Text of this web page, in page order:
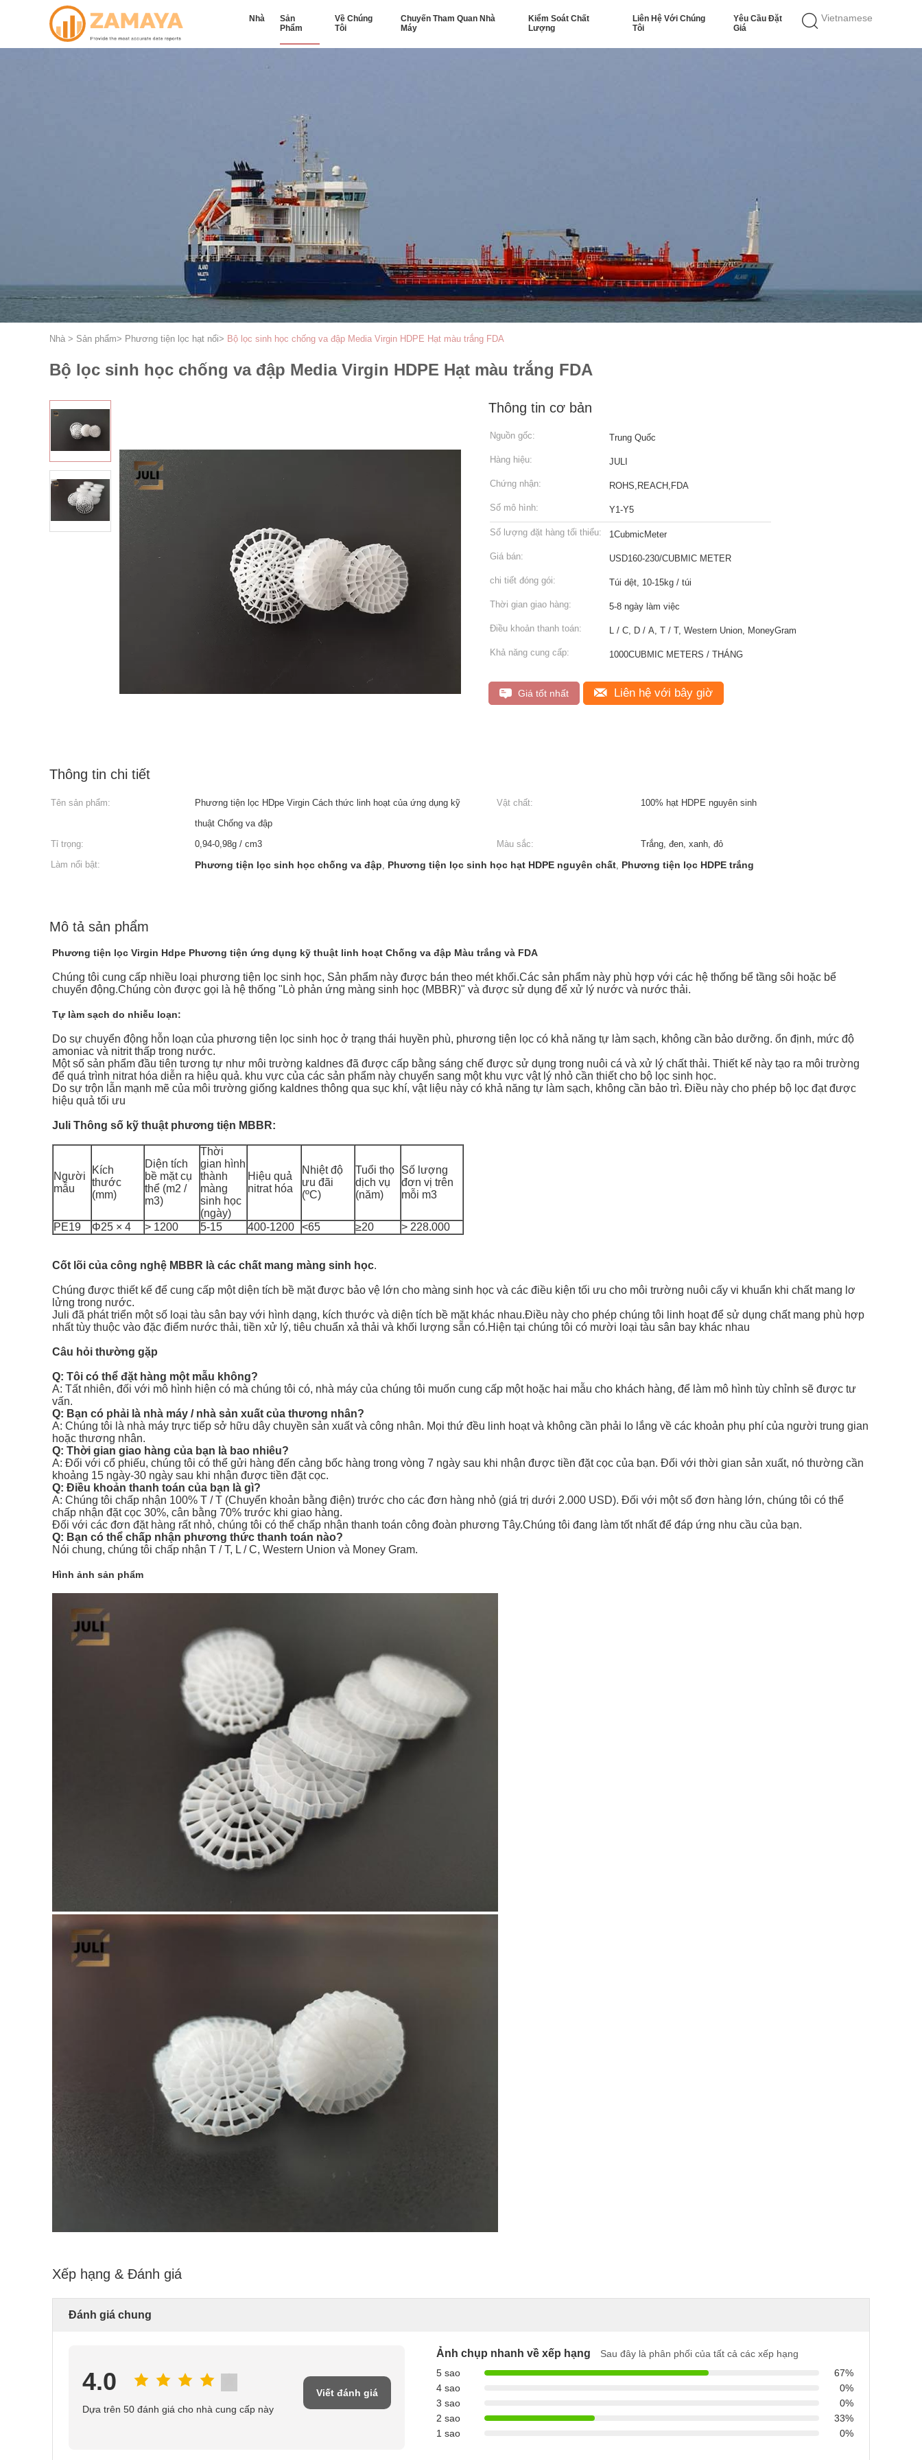
Vietnamese
Nhà
Sản
Phẩm
Về Chúng
Tôi
Chuyến Tham Quan Nhà
Máy
Kiểm Soát Chất
Lượng
Liên Hệ Với Chúng
Tôi
Yêu Cầu Đặt
Giá
Nhà > Sản phẩm> Phương tiện lọc hạt nổi> Bộ lọc sinh học chống va đập Media Virgin HDPE Hạt màu trắng FDA
Bộ lọc sinh học chống va đập Media Virgin HDPE Hạt màu trắng FDA
Thông tin cơ bản
Nguồn gốc: Trung Quốc
Hàng hiệu: JULI
Chứng nhận: ROHS,REACH,FDA
Số mô hình: Y1-Y5
Số lượng đặt hàng tối thiểu: 1CubmicMeter
Giá bán: USD160-230/CUBMIC METER
chi tiết đóng gói: Túi dệt, 10-15kg / túi
Thời gian giao hàng: 5-8 ngày làm việc
Điều khoản thanh toán: L / C, D / A, T / T, Western Union, MoneyGram
Khả năng cung cấp: 1000CUBMIC METERS / THÁNG
Giá tốt nhất Liên hệ với bây giờ
Thông tin chi tiết
Tên sản phẩm:
Phương tiện lọc HDpe Virgin Cách thức linh hoạt của ứng dụng kỹ
thuật Chống va đập
Vật chất: 100% hạt HDPE nguyên sinh
Tỉ trọng: 0,94-0,98g / cm3 Màu sắc:
Trắng, đen, xanh, đỏ
Làm nổi bật:
Phương tiện lọc sinh học chống va đập, Phương tiện lọc sinh học hạt HDPE nguyên chất, Phương tiện lọc HDPE trắng
Mô tả sản phẩm
Phương tiện lọc Virgin Hdpe Phương tiện ứng dụng kỹ thuật linh hoạt Chống va đập Màu trắng và FDA
Chúng tôi cung cấp nhiều loại phương tiện lọc sinh học, Sản phẩm này được bán theo mét khối.Các sản phẩm này phù hợp với các hệ thống bể tầng sôi hoặc bể
chuyển động.Chúng còn được gọi là hệ thống "Lò phản ứng màng sinh học (MBBR)" và được sử dụng để xử lý nước và nước thải.
Tự làm sạch do nhiễu loạn:
Do sự chuyển động hỗn loạn của phương tiện lọc sinh học ở trạng thái huyền phù, phương tiện lọc có khả năng tự làm sạch, không cần bảo dưỡng. ổn định, mức độ
amoniac và nitrit thấp trong nước.
Một số sản phẩm đầu tiên tương tự như môi trường kaldnes đã được cấp bằng sáng chế được sử dụng trong nuôi cá và xử lý chất thải. Thiết kế này tạo ra môi trường
để quá trình nitrat hóa diễn ra hiệu quả. khu vực của các sản phẩm này chuyển sang một khu vực vật lý nhỏ cần thiết cho bộ lọc sinh học.
Do sự trộn lẫn mạnh mẽ của môi trường giống kaldnes thông qua sục khí, vật liệu này có khả năng tự làm sạch, không cần bảo trì. Điều này cho phép bộ lọc đạt được
hiệu quả tối ưu
Juli Thông số kỹ thuật phương tiện MBBR:
Người
mẫu
Kích
thước
(mm)
Diện tích
bề mặt cụ
thể (m2 /
m3)
Thời
gian hình
thành
màng
sinh học
(ngày)
Hiệu quả
nitrat hóa
Nhiệt độ
ưu đãi
(ºC)
Tuổi thọ
dịch vụ
(năm)
Số lượng
đơn vị trên
mỗi m3
PE19 Φ25 × 4 > 1200 5-15 400-1200 <65 ≥20 > 228.000
Cốt lõi của công nghệ MBBR là các chất mang màng sinh học.
Chúng được thiết kế để cung cấp một diện tích bề mặt được bảo vệ lớn cho màng sinh học và các điều kiện tối ưu cho môi trường nuôi cấy vi khuẩn khi chất mang lơ
lửng trong nước.
Juli đã phát triển một số loại tàu sân bay với hình dạng, kích thước và diện tích bề mặt khác nhau.Điều này cho phép chúng tôi linh hoạt để sử dụng chất mang phù hợp
nhất tùy thuộc vào đặc điểm nước thải, tiền xử lý, tiêu chuẩn xả thải và khối lượng sẵn có.Hiện tại chúng tôi có mười loại tàu sân bay khác nhau
Câu hỏi thường gặp
Q: Tôi có thể đặt hàng một mẫu không?
A: Tất nhiên, đối với mô hình hiện có mà chúng tôi có, nhà máy của chúng tôi muốn cung cấp một hoặc hai mẫu cho khách hàng, để làm mô hình tùy chỉnh sẽ được tư
vấn.
Q: Bạn có phải là nhà máy / nhà sản xuất của thương nhân?
A: Chúng tôi là nhà máy trực tiếp sở hữu dây chuyền sản xuất và công nhân. Mọi thứ đều linh hoạt và không cần phải lo lắng về các khoản phụ phí của người trung gian
hoặc thương nhân.
Q: Thời gian giao hàng của bạn là bao nhiêu?
A: Đối với cổ phiếu, chúng tôi có thể gửi hàng đến cảng bốc hàng trong vòng 7 ngày sau khi nhận được tiền đặt cọc của bạn. Đối với thời gian sản xuất, nó thường cần
khoảng 15 ngày-30 ngày sau khi nhận được tiền đặt cọc.
Q: Điều khoản thanh toán của bạn là gì?
A: Chúng tôi chấp nhận 100% T / T (Chuyển khoản bằng điện) trước cho các đơn hàng nhỏ (giá trị dưới 2.000 USD). Đối với một số đơn hàng lớn, chúng tôi có thể
chấp nhận đặt cọc 30%, cân bằng 70% trước khi giao hàng.
Đối với các đơn đặt hàng rất nhỏ, chúng tôi có thể chấp nhận thanh toán công đoàn phương Tây.Chúng tôi đang làm tốt nhất để đáp ứng nhu cầu của bạn.
Q: Bạn có thể chấp nhận phương thức thanh toán nào?
Nói chung, chúng tôi chấp nhận T / T, L / C, Western Union và Money Gram.
Hình ảnh sản phẩm
Xếp hạng & Đánh giá
Đánh giá chung
4.0
Dựa trên 50 đánh giá cho nhà cung cấp này
Viết đánh giá
Ảnh chụp nhanh về xếp hạng
Sau đây là phân phối của tất cả các xếp hạng
5 sao
67%
4 sao
0%
3 sao
0%
2 sao
33%
1 sao
0%